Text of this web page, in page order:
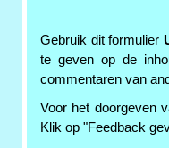
Gebruik dit formulier
te geven op de
commentaren van
Voor het doorgeven
Klik op "Feedback